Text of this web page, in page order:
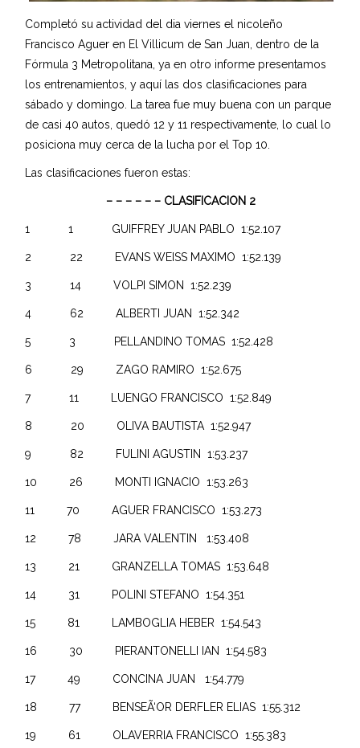
Completó su actividad del dia viernes el nicoleño
Francisco Aguer en El Villicum de San Juan, dentro de la
Fórmula 3 Metropolitana, ya en otro informe presentamos
los entrenamientos, y aquí las dos clasificaciones para
sábado y domingo. La tarea fue muy buena con un parque
de casi 40 autos, quedó 12 y 11 respectivamente, lo cual lo
posiciona muy cerca de la lucha por el Top 10.
Las clasificaciones fueron estas:
– – – – – – CLASIFICACION 2
1 1 GUIFFREY JUAN PABLO 1:52.107
2 22 EVANS WEISS MAXIMO 1:52.139
3 14 VOLPI SIMON 1:52.239
4 62 ALBERTI JUAN 1:52.342
5 3 PELLANDINO TOMAS 1:52.428
6 29 ZAGO RAMIRO 1:52.675
7 11 LUENGO FRANCISCO 1:52.849
8 20 OLIVA BAUTISTA 1:52.947
9 82 FULINI AGUSTIN 1:53.237
10 26 MONTI IGNACIO 1:53.263
11 70 AGUER FRANCISCO 1:53.273
12 78 JARA VALENTIN 1:53.408
13 21 GRANZELLA TOMAS 1:53.648
14 31 POLINI STEFANO 1:54.351
15 81 LAMBOGLIA HEBER 1:54.543
16 30 PIERANTONELLI IAN 1:54.583
17 49 CONCINA JUAN 1:54.779
18 77 BENSEÃ‘OR DERFLER ELIAS 1:55.312
19 61 OLAVERRIA FRANCISCO 1:55.383